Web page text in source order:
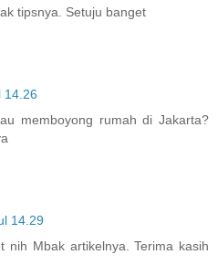
tipsnya. Setuju banget
14.26
memboyong rumah di Jakarta?
14.29
nih Mbak artikelnya. Terima kasih